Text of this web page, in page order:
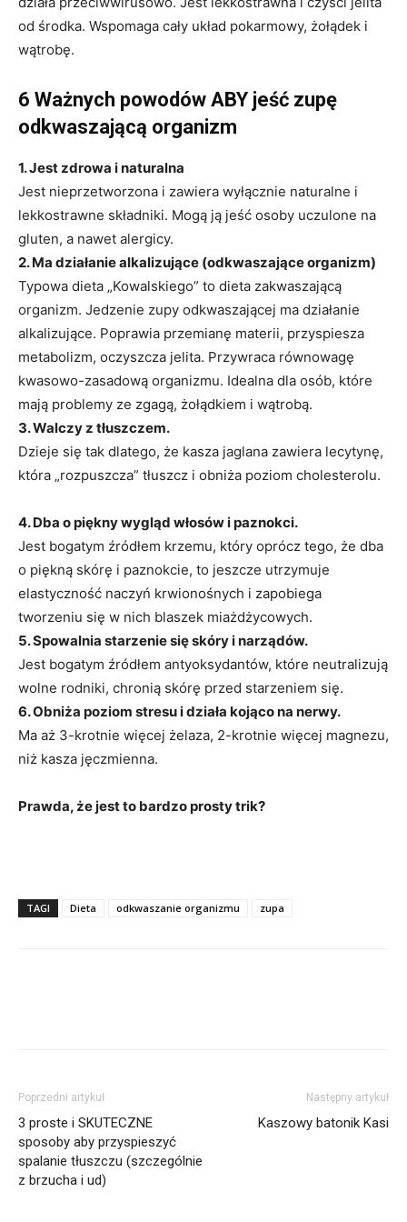
od środka. Wspomaga cały układ pokarmowy, żołądek i
wątrobę.
6 Ważnych powodów ABY jeść zupę
odkwaszającą organizm
1. Jest zdrowa i naturalna
Jest nieprzetworzona i zawiera wyłącznie naturalne i
lekkostrawne składniki. Mogą ją jeść osoby uczulone na
gluten, a nawet alergicy.
2. Ma działanie alkalizujące (odkwaszające organizm)
Typowa dieta „Kowalskiego” to dieta zakwaszającą
organizm. Jedzenie zupy odkwaszającej ma działanie
alkalizujące. Poprawia przemianę materii, przyspiesza
metabolizm, oczyszcza jelita. Przywraca równowagę
kwasowo-zasadową organizmu. Idealna dla osób, które
mają problemy ze zgagą, żołądkiem i wątrobą.
3. Walczy z tłuszczem.
Dzieje się tak dlatego, że kasza jaglana zawiera lecytynę,
która „rozpuszcza” tłuszcz i obniża poziom cholesterolu.
4. Dba o piękny wygląd włosów i paznokci.
Jest bogatym źródłem krzemu, który oprócz tego, że dba
o piękną skórę i paznokcie, to jeszcze utrzymuje
elastyczność naczyń krwionośnych i zapobiega
tworzeniu się w nich blaszek miażdżycowych.
5. Spowalnia starzenie się skóry i narządów.
Jest bogatym źródłem antyoksydantów, które neutralizują
wolne rodniki, chronią skórę przed starzeniem się.
6. Obniża poziom stresu i działa kojąco na nerwy.
Ma aż 3-krotnie więcej żelaza, 2-krotnie więcej magnezu,
niż kasza jęczmienna.
Prawda, że jest to bardzo prosty trik?
TAGI Dieta odkwaszanie organizmu zupa
Poprzedni artykuł
3 proste i SKUTECZNE
sposoby aby przyspieszyć
spalanie tłuszczu (szczególnie
z brzucha i ud)
Następny artykuł
Kaszowy batonik Kasi